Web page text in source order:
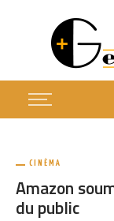
CINÉMA
Amazon
du public